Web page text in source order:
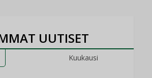
UUTISET
Kuukausi